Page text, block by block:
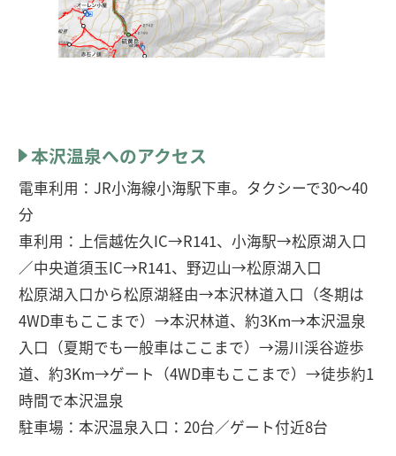
本沢温泉へのアクセス
電車利用：JR小海線小海駅下車。タクシーで30〜40
分
車利用：上信越佐久IC→R141、小海駅→松原湖入口
／中央道須玉IC→R141、野辺山→松原湖入口
松原湖入口から松原湖経由→本沢林道入口（冬期は
4WD車もここまで）→本沢林道、約3Km→本沢温泉
入口（夏期でも一般車はここまで）→湯川渓谷遊歩
道、約3Km→ゲート（4WD車もここまで）→徒歩約1
時間で本沢温泉
駐車場：本沢温泉入口：20台／ゲート付近8台